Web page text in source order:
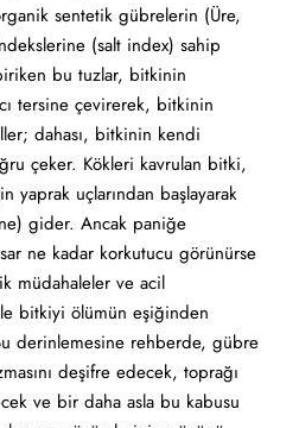
sentetik gübrelerin (Üre,
(salt index) sahip
bu tuzlar, bitkinin
tersine çevirerek, bitkinin
dahası, bitkinin kendi
çeker. Kökleri kavrulan bitki,
yaprak uçlarından başlayarak
gider. Ancak paniğe
ne kadar korkutucu görünürse
müdahaleler ve acil
bitkiyi ölümün eşiğinden
derinlemesine rehberde, gübre
deşifre edecek, toprağı
ve bir daha asla bu kabusu